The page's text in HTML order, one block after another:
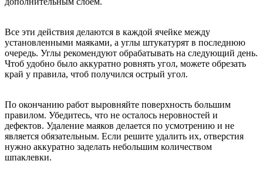
Все эти действия делаются в каждой ячейке между
установленными маяками, а углы штукатурят в последнюю
очередь. Углы рекомендуют обрабатывать на следующий день.
Чтоб удобно было аккуратно ровнять угол, можете обрезать
край у правила, чтоб получился острый угол.
По окончанию работ выровняйте поверхность большим
правилом. Убедитесь, что не осталось неровностей и
дефектов. Удаление маяков делается по усмотрению и не
является обязательным. Если решите удалить их, отверстия
нужно аккуратно заделать небольшим количеством
шпаклевки.